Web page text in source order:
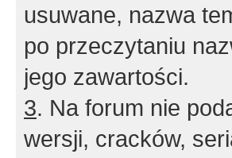
usuwane, nazwa
po przeczytaniu
jego zawartości.
3. Na forum nie
wersji, cracków,